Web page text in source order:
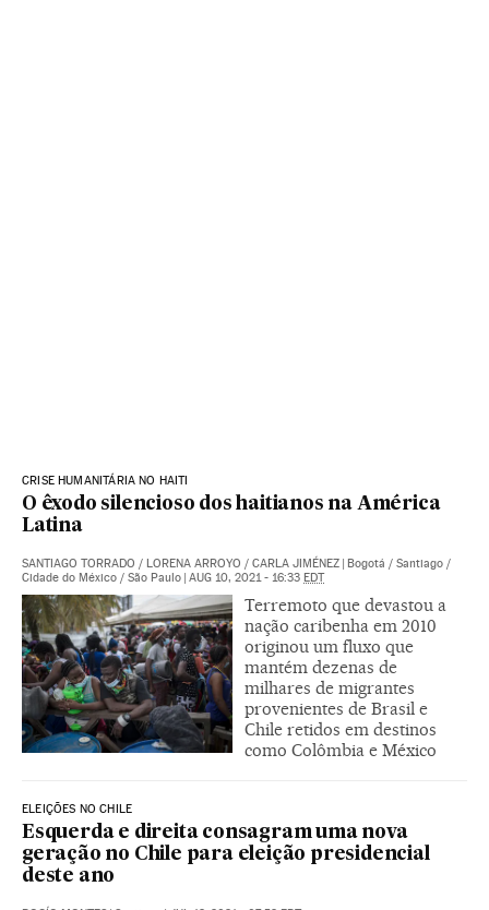
CRISE HUMANITÁRIA NO HAITI
O êxodo silencioso dos haitianos na América
Latina
SANTIAGO TORRADO / LORENA ARROYO / CARLA JIMÉNEZ | Bogotá / Santiago /
Cidade do México / São Paulo | AUG 10, 2021 - 16:33 EDT
Terremoto que devastou a
nação caribenha em 2010
originou um fluxo que
mantém dezenas de
milhares de migrantes
provenientes de Brasil e
Chile retidos em destinos
como Colômbia e México
ELEIÇÕES NO CHILE
Esquerda e direita consagram uma nova
geração no Chile para eleição presidencial
deste ano